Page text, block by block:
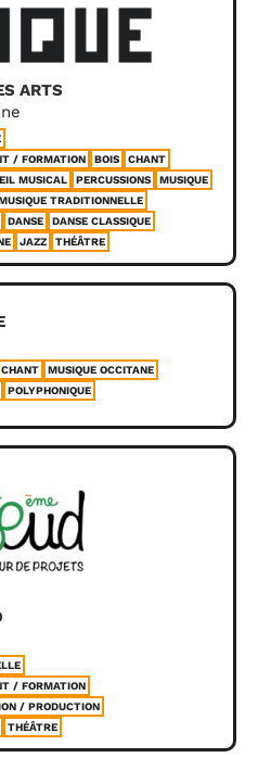
ARTS
/ FORMATION
BOIS
CHANT
MUSICAL PERCUSSIONS
MUSIQUE
TRADITIONNELLE
DANSE
DANSE CLASSIQUE
JAZZ THÉÂTRE
CHANT
MUSIQUE OCCITANE
POLYPHONIQUE
/ FORMATION
/ PRODUCTION
THÉÂTRE